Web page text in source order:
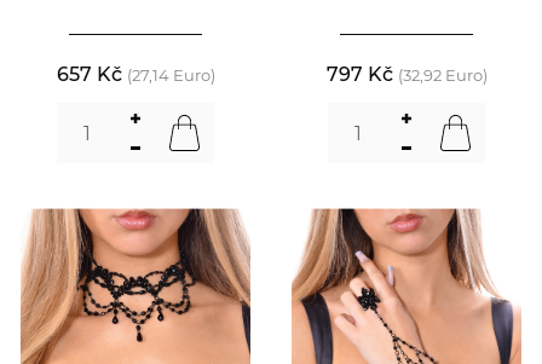
657 Kč (27,14 Euro) 797 Kč (32,92 Euro)